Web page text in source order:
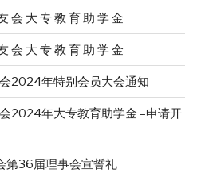
会 大 专 教 育 助 学 金
会 大 专 教 育 助 学 金
2024年特别会员大会通知
2024年大专教育助学金 –申请开
第36届理事会宣誓礼